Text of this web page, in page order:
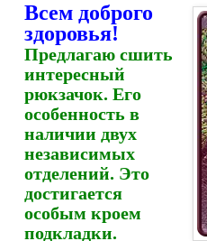
Всем доброго
здоровья!
Предлагаю сшить
интересный
рюкзачок. Его
особенность в
наличии двух
независимых
отделений. Это
достигается
особым кроем
подкладки.